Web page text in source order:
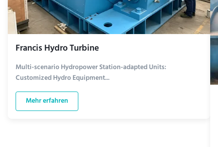
Francis Hydro Turbine
Multi-scenario Hydropower Station-adapted Units:
Customized Hydro Equipment...
Mehr erfahren